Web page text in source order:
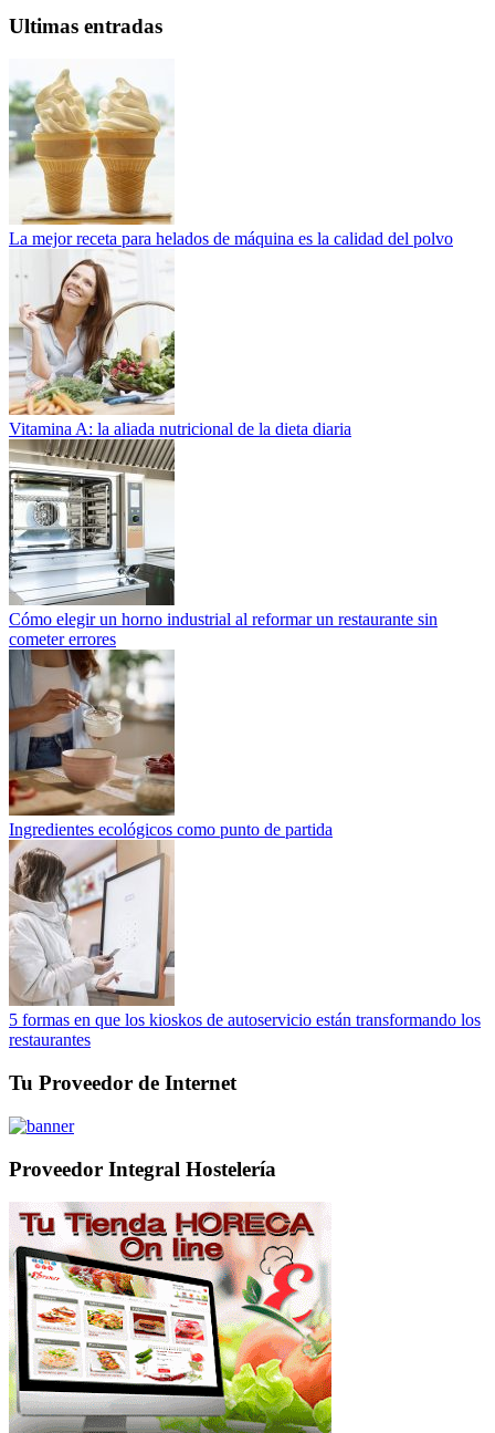
Ultimas entradas
La mejor receta para helados de máquina es la calidad del polvo
Vitamina A: la aliada nutricional de la dieta diaria
Cómo elegir un horno industrial al reformar un restaurante sin
cometer errores
Ingredientes ecológicos como punto de partida
5 formas en que los kioskos de autoservicio están transformando los
restaurantes
Tu Proveedor de Internet
Proveedor Integral Hostelería